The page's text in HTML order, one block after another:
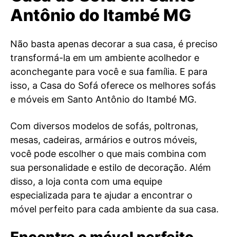
Antônio do Itambé MG
Não basta apenas decorar a sua casa, é preciso
transformá-la em um ambiente acolhedor e
aconchegante para você e sua família. E para
isso, a Casa do Sofá oferece os melhores sofás
e móveis em Santo Antônio do Itambé MG.
Com diversos modelos de sofás, poltronas,
mesas, cadeiras, armários e outros móveis,
você pode escolher o que mais combina com
sua personalidade e estilo de decoração. Além
disso, a loja conta com uma equipe
especializada para te ajudar a encontrar o
móvel perfeito para cada ambiente da sua casa.